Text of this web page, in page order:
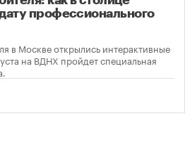
профессионального
в Москве открылись интерактивные
на ВДНХ пройдет специальная